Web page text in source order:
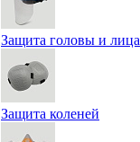
Защита головы и лица
Защита коленей